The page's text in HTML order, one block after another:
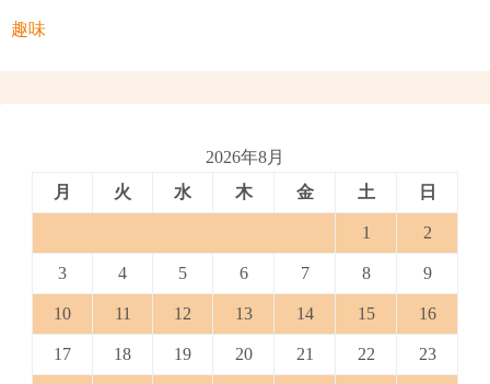
趣味
2026年8月
月
火 水 木 金 土 日
1 2
3 4 5 6 7 8 9
10 11 12 13 14 15 16
17 18 19 20 21 22 23